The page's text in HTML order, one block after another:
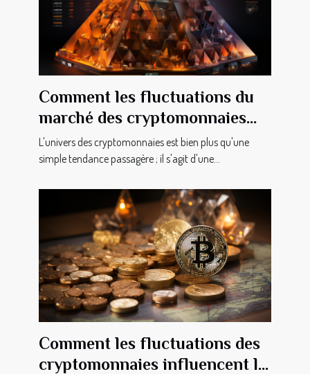
Comment les fluctuations du
marché des cryptomonnaies
impactent-elles l'économie
globale ?
L'univers des cryptomonnaies est bien plus qu'une
simple tendance passagère ; il s'agit d'une...
Comment les fluctuations des
cryptomonnaies influencent le